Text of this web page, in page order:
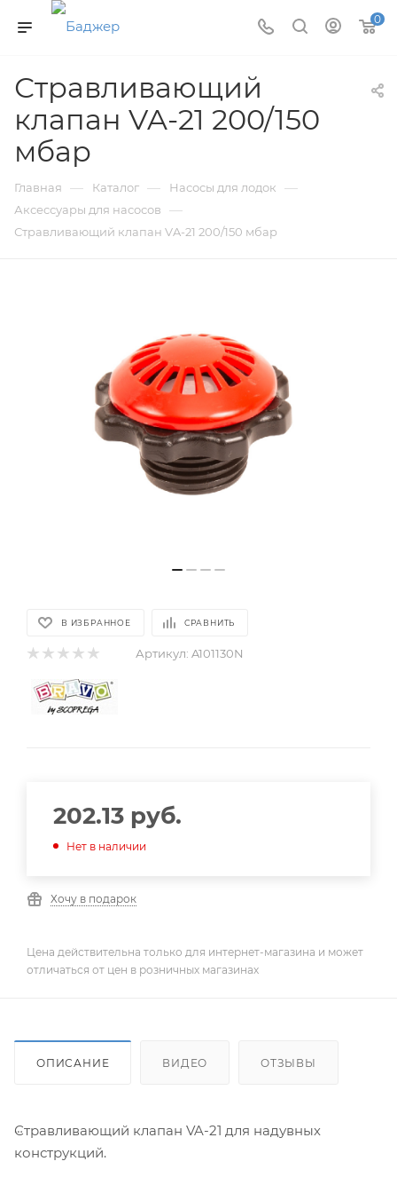
0
Стравливающий
клапан VA-21 200/150
мбар
Главная — Каталог — Насосы для лодок —
Аксессуары для насосов —
Стравливающий клапан VA-21 200/150 мбар
В ИЗБРАННОЕ СРАВНИТЬ
Артикул: A101130N
202.13 руб.
Нет в наличии
Хочу в подарок
Цена действительна только для интернет-магазина и может
отличаться от цен в розничных магазинах
ОПИСАНИЕ ВИДЕО ОТЗЫВЫ
Стравливающий клапан VA-21 для надувных
конструкций.